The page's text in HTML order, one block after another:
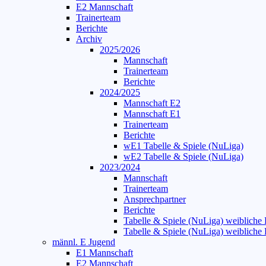
E2 Mannschaft
Trainerteam
Berichte
Archiv
2025/2026
Mannschaft
Trainerteam
Berichte
2024/2025
Mannschaft E2
Mannschaft E1
Trainerteam
Berichte
wE1 Tabelle & Spiele (NuLiga)
wE2 Tabelle & Spiele (NuLiga)
2023/2024
Mannschaft
Trainerteam
Ansprechpartner
Berichte
Tabelle & Spiele (NuLiga) weibliche
Tabelle & Spiele (NuLiga) weibliche
männl. E Jugend
E1 Mannschaft
E2 Mannschaft